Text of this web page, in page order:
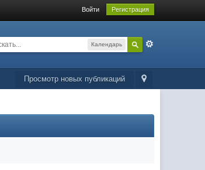
Войти Регистрация
Календарь
Просмотр новых публикаций